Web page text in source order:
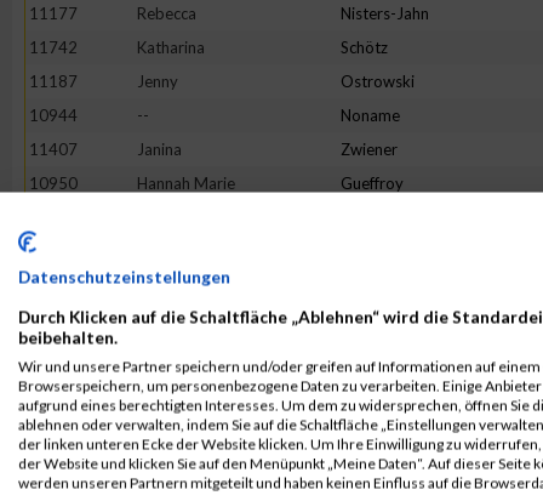
11177
Rebecca Nisters-Jahn
11742
Katharina Schötz
11187
Jenny Ostrowski
10944
-- Noname
11407
Janina Zwiener
10950
Hannah Marie Gueffroy
11799
11374
Ulli Katharina
11583
Latifa Fatai
11447
Katharina Haase
11271
Christine Schmitt
10998
Annika Hügle
11132
Jessica Menze-Möckel
Datenschutzeinstellungen
Durch Klicken auf die Schaltfläche „Ablehnen“ wird die
beibehalten.
Wir und unsere Partner speichern und/oder greifen auf Informationen auf einem
Browserspeichern, um personenbezogene Daten zu verarbeiten. Einige
aufgrund eines berechtigten Interesses. Um dem zu widersprechen, öffnen Sie
ablehnen oder verwalten, indem Sie auf die Schaltfläche „Einstellungen
der linken unteren Ecke der Website klicken. Um Ihre Einwilligung zu
der Website und klicken Sie auf den Menüpunkt „Meine Daten“. Auf dieser
werden unseren Partnern mitgeteilt und haben keinen Einfluss auf die